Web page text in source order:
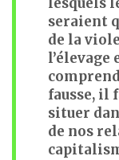
seraient
de la
l’élevage
fausse, il
situer
de nos